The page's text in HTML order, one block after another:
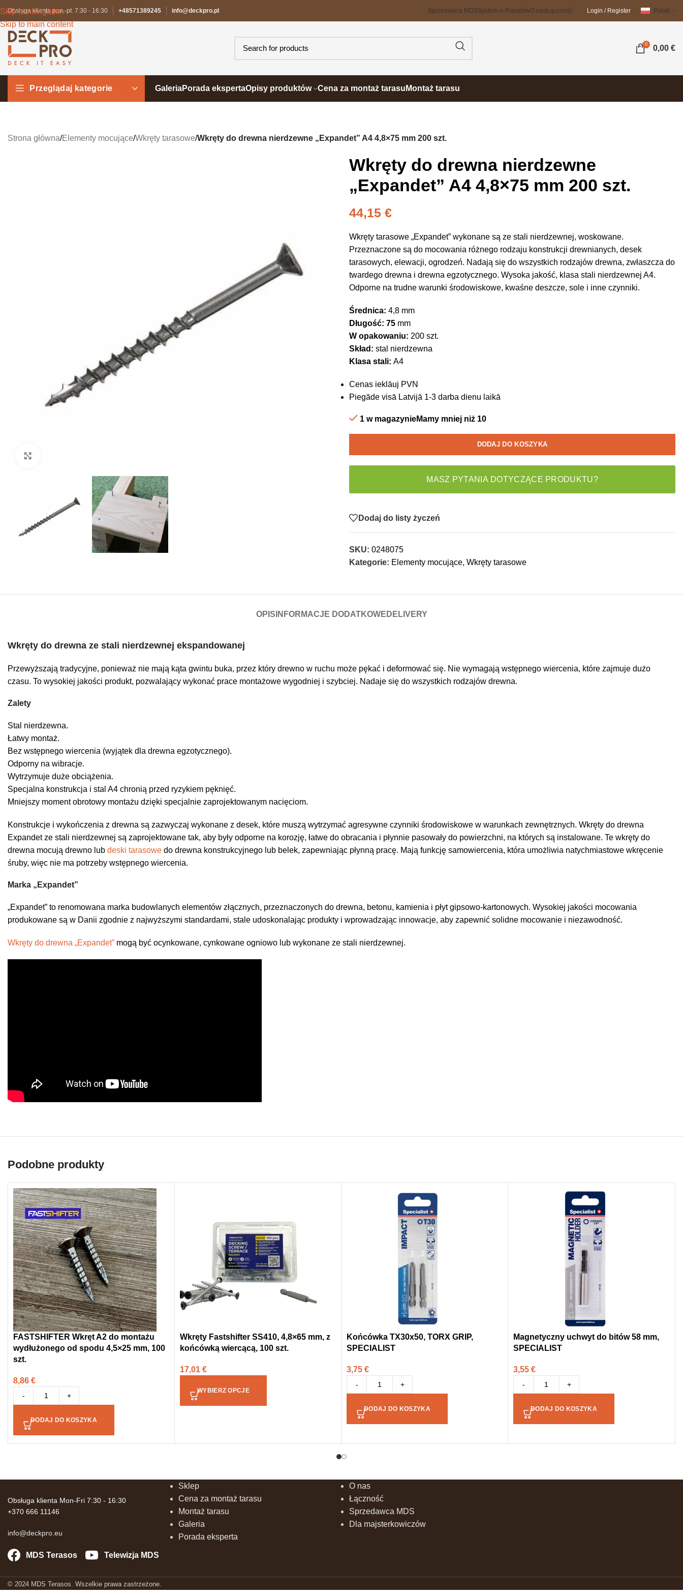
Skip to navigation
Skip to main content
Obsługa klienta pon.-pt. 7:30 - 16:30 +48571389245 info@deckpro.pl Sprzedawca MDSSystem e-RabatówO nasŁączność Login / Register Polski
0 0,00 €
Przeglądaj kategorie GaleriaPorada ekspertaOpisy produktów Cena za montaż tarasu Montaż tarasu
Strona główna/Elementy mocujące/Wkręty tarasowe/Wkręty do drewna nierdzewne „Expandet” A4 4,8×75 mm 200 szt.
Wkręty do drewna nierdzewne
„Expandet” A4 4,8×75 mm 200 szt.
44,15 €
Wkręty tarasowe „Expandet” wykonane są ze stali nierdzewnej, woskowane.
Przeznaczone są do mocowania różnego rodzaju konstrukcji drewnianych, desek
tarasowych, elewacji, ogrodzeń. Nadają się do wszystkich rodzajów drewna, zwłaszcza do
twardego drewna i drewna egzotycznego. Wysoka jakość, klasa stali nierdzewnej A4.
Odporne na trudne warunki środowiskowe, kwaśne deszcze, sole i inne czynniki.
Średnica: 4,8 mm
Długość: 75 mm
W opakowaniu: 200 szt.
Skład: stal nierdzewna
Klasa stali: A4
Cenas ieklāuj PVN
Piegāde visā Latvijā 1-3 darba dienu laikā
1 w magazynieMamy mniej niż 10
DODAJ DO KOSZYKA
MASZ PYTANIA DOTYCZĄCE PRODUKTU?
Dodaj do listy życzeń
SKU: 0248075
Kategorie: Elementy mocujące, Wkręty tarasowe
OPIS INFORMACJE DODATKOWE DELIVERY
Wkręty do drewna ze stali nierdzewnej ekspandowanej
Przewyższają tradycyjne, ponieważ nie mają kąta gwintu buka, przez który drewno w ruchu może pękać i deformować się. Nie wymagają wstępnego wiercenia, które zajmuje dużo
czasu. To wysokiej jakości produkt, pozwalający wykonać prace montażowe wygodniej i szybciej. Nadaje się do wszystkich rodzajów drewna.
Zalety
Stal nierdzewna.
Łatwy montaż.
Bez wstępnego wiercenia (wyjątek dla drewna egzotycznego).
Odporny na wibracje.
Wytrzymuje duże obciążenia.
Specjalna konstrukcja i stal A4 chronią przed ryzykiem pęknięć.
Mniejszy moment obrotowy montażu dzięki specjalnie zaprojektowanym nacięciom.
Konstrukcje i wykończenia z drewna są zazwyczaj wykonane z desek, które muszą wytrzymać agresywne czynniki środowiskowe w warunkach zewnętrznych. Wkręty do drewna
Expandet ze stali nierdzewnej są zaprojektowane tak, aby były odporne na korozję, łatwe do obracania i płynnie pasowały do ​​powierzchni, na których są instalowane. Te wkręty do
drewna mocują drewno lub deski tarasowe do drewna konstrukcyjnego lub belek, zapewniając płynną pracę. Mają funkcję samowiercenia, która umożliwia natychmiastowe wkręcenie
śruby, więc nie ma potrzeby wstępnego wiercenia.
Marka „ Expandet”
„Expandet” to renomowana marka budowlanych elementów złącznych, przeznaczonych do drewna, betonu, kamienia i płyt gipsowo-kartonowych. Wysokiej jakości mocowania
produkowane są w Danii zgodnie z najwyższymi standardami, stale udoskonalając produkty i wprowadzając innowacje, aby zapewnić solidne mocowanie i niezawodność.
Wkręty do drewna „Expandet” mogą być ocynkowane, cynkowane ogniowo lub wykonane ze stali nierdzewnej.
Podobne produkty
FASTSHIFTER Wkręt A2 do montażu
wydłużonego od spodu 4,5×25 mm, 100
szt.
8,86 €
- +
DODAJ DO KOSZYKA
Wkręty Fastshifter SS410, 4,8×65 mm, z
końcówką wiercącą, 100 szt.
17,01 €
WYBIERZ OPCJE
Końcówka TX30x50, TORX GRIP,
SPECIALIST
3,75 €
- +
DODAJ DO KOSZYKA
Magnetyczny uchwyt do bitów 58 mm,
SPECIALIST
3,55 €
- +
DODAJ DO KOSZYKA
Obsługa klienta Mon-Fri 7:30 - 16:30
+370 666 11146
info@deckpro.eu
MDS Terasos Telewizja MDS
Sklep
Cena za montaż tarasu
Montaż tarasu
Galeria
Porada eksperta
O nas
Łączność
Sprzedawca MDS
Dla majsterkowiczów
© 2024 MDS Terasos. Wszelkie prawa zastrzeżone.